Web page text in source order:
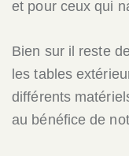
et pour ceux qui
Bien sur il reste
les tables
différents
au bénéfice de